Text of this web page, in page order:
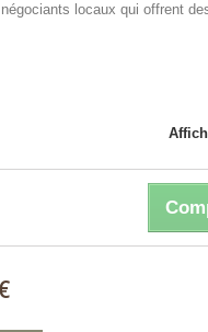
locaux qui offrent